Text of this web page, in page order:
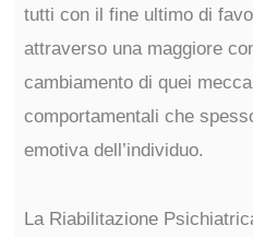
tutti con il fine ultimo di
attraverso una maggiore
cambiamento di quei
comportamentali che
emotiva dell’individuo.
La Riabilitazione